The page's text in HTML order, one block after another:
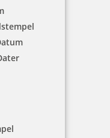
in jede
ist ein
Stempel. Sie
Kugelschreibers
Stempel zum